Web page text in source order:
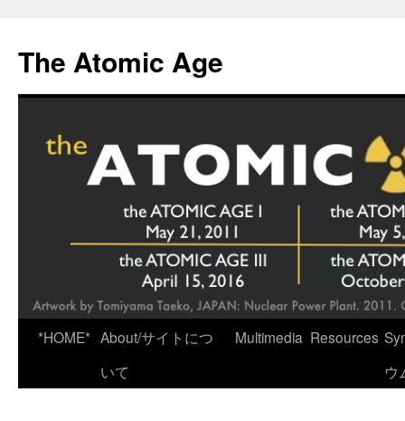
content
The Atomic Age
*HOME* About/サイトにつ
いて
Multimedia Resources
ウ